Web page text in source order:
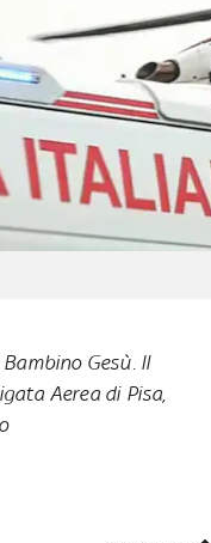
Gesù. Il
Aerea di Pisa,